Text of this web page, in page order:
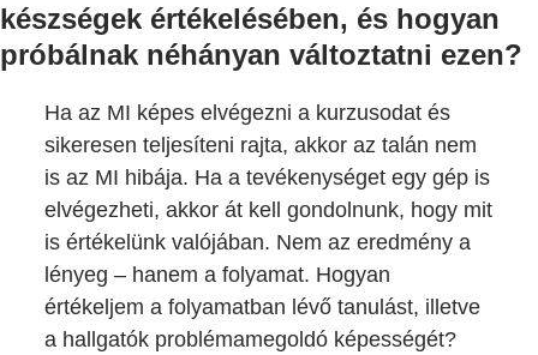
készségek értékelésében, és hogyan
próbálnak néhányan változtatni ezen?
Ha az MI képes elvégezni a kurzusodat és
sikeresen teljesíteni rajta, akkor az talán nem
is az MI hibája. Ha a tevékenységet egy gép is
elvégezheti, akkor át kell gondolnunk, hogy mit
is értékelünk valójában. Nem az eredmény a
lényeg – hanem a folyamat. Hogyan
értékeljem a folyamatban lévő tanulást, illetve
a hallgatók problémamegoldó képességét?